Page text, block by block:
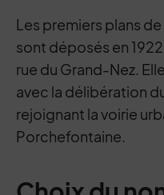
Les premiers plans
sont déposés en
rue du Grand-Nez.
avec la délibération
rejoignant la voirie
Porchefontaine.